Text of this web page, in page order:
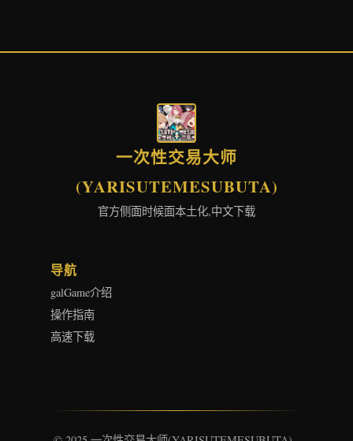
一次性交易大师
(YARISUTEMESUBUTA)
官方侧面时候面本土化,中文下载
导航
galGame介绍
操作指南
高速下载